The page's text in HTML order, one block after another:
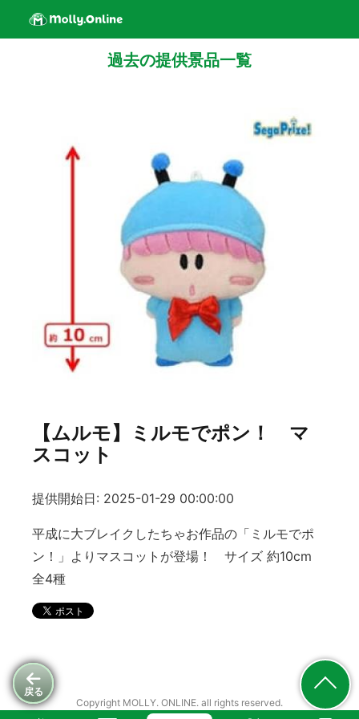
戻る
過去の提供景品一覧
【ムルモ】ミルモでポン！ マ
スコット
提供開始日: 2025-01-29 00:00:00
平成に大ブレイクしたちゃお作品の「ミルモでポ
ン！」よりマスコットが登場！ サイズ 約10cm
全4種
Copyright MOLLY. ONLINE. all rights reserved.